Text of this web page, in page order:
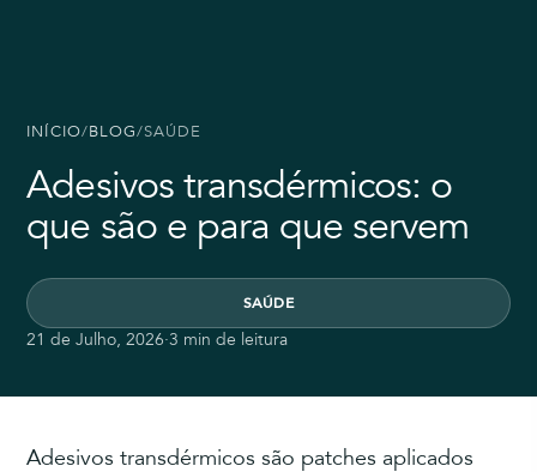
INÍCIO/BLOG/SAÚDE
Adesivos transdérmicos: o
que são e para que servem
SAÚDE
21 de Julho, 2026·3 min de leitura
Adesivos transdérmicos são patches aplicados